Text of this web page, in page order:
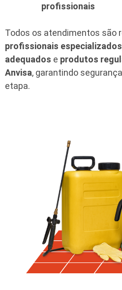
profissionais
Todos os atendimentos são
profissionais especializados
adequados e produtos
Anvisa, garantindo
etapa.